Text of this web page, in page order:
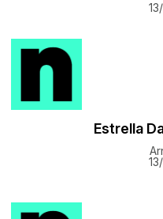
Estrella